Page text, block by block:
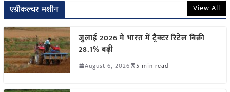
एग्रीकल्चर मशीन View All
जुलाई 2026 में भारत में ट्रैक्टर रिटेल बिक्री
28.1% बढ़ी
August 6, 2026 5 min read